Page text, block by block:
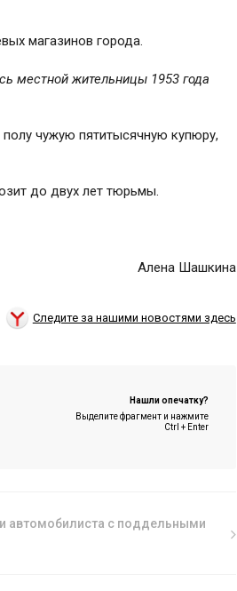
магазинов города.
местной жительницы 1953 года
чужую пятитысячную купюру,
до двух лет тюрьмы.
Алена Шашкина
Следите за нашими новостями здесь
Нашли опечатку?
Выделите фрагмент и нажмите
Ctrl + Enter
автомобилиста с поддельными